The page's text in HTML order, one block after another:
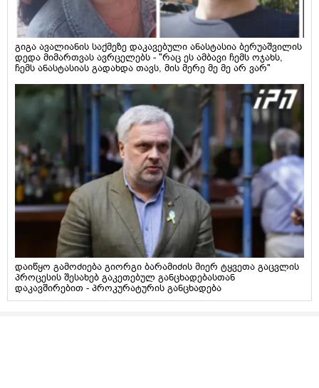
გიგა ავალიანის საქმეზე დაკავებული ანასტასია ბერუაშვილის
დედა მიმართვას ავრცელებს - "რაც ეს ამბავი ჩემს ოჯახს,
ჩემს ანასტასიას გადახდა თავს, მის მერე მე მე არ ვარ"
დაიწყო გამოძიება გიორგი ბარამიძის მიერ ტყვეთა გაცვლის
პროცესის შესახებ გაკეთებულ განცხადებასთან
დაკავშირებით - პროკურატურის განცხადება